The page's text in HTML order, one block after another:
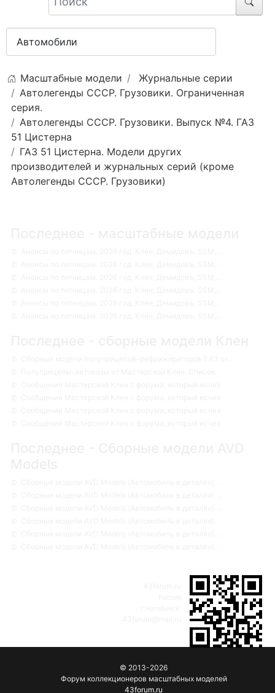
Масштабные модели
Журнальные серии
Автолегенды СССР. Грузовики. Ограниченная
серия.
Автолегенды СССР. Грузовики. Выпуск №4. ГАЗ
51 Цистерна
ГАЗ 51 Цистерна. Модели других
производителей и журнальных серий (кроме
Автолегенды СССР. Грузовики)
© 2013-2026
Форум коллекционеров масштабных моделей
43forum.ru